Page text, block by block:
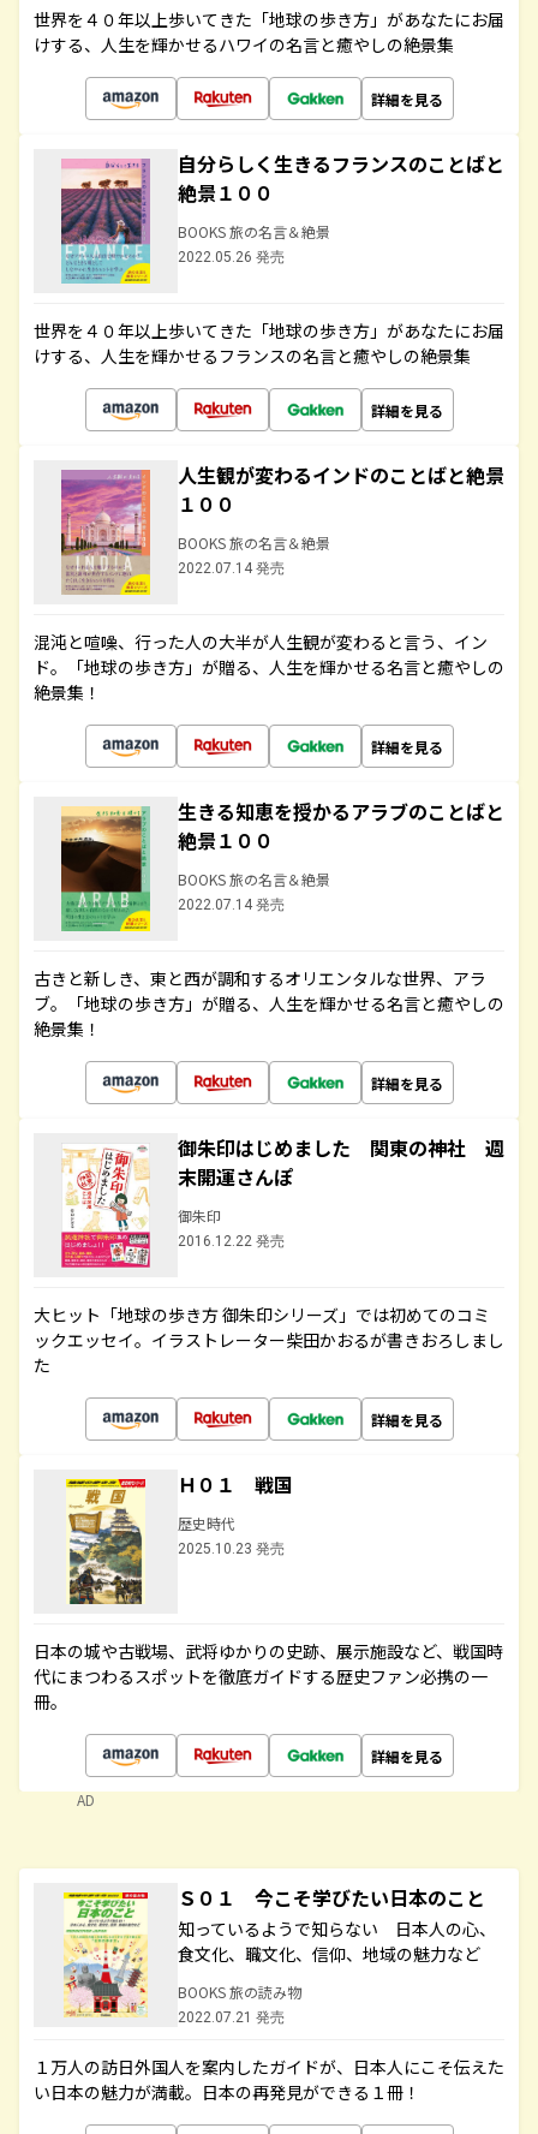
世界を４０年以上歩いてきた「地球の歩き方」があなたにお届
けする、人生を輝かせるハワイの名言と癒やしの絶景集
詳細を見る
自分らしく生きるフランスのことばと
絶景１００
BOOKS 旅の名言＆絶景
2022.05.26 発売
世界を４０年以上歩いてきた「地球の歩き方」があなたにお届
けする、人生を輝かせるフランスの名言と癒やしの絶景集
詳細を見る
人生観が変わるインドのことばと絶景
１００
BOOKS 旅の名言＆絶景
2022.07.14 発売
混沌と喧噪、行った人の大半が人生観が変わると言う、イン
ド。「地球の歩き方」が贈る、人生を輝かせる名言と癒やしの
絶景集！
詳細を見る
生きる知恵を授かるアラブのことばと
絶景１００
BOOKS 旅の名言＆絶景
2022.07.14 発売
古きと新しき、東と西が調和するオリエンタルな世界、アラ
ブ。「地球の歩き方」が贈る、人生を輝かせる名言と癒やしの
絶景集！
詳細を見る
御朱印はじめました 関東の神社 週
末開運さんぽ
御朱印
2016.12.22 発売
大ヒット「地球の歩き方 御朱印シリーズ」では初めてのコミ
ックエッセイ。イラストレーター柴田かおるが書きおろしまし
た
詳細を見る
Ｈ０１ 戦国
歴史時代
2025.10.23 発売
日本の城や古戦場、武将ゆかりの史跡、展示施設など、戦国時
代にまつわるスポットを徹底ガイドする歴史ファン必携の一
冊。
詳細を見る
AD
Ｓ０１ 今こそ学びたい日本のこと
知っているようで知らない 日本人の心、
食文化、職文化、信仰、地域の魅力など
BOOKS 旅の読み物
2022.07.21 発売
１万人の訪日外国人を案内したガイドが、日本人にこそ伝えた
い日本の魅力が満載。日本の再発見ができる１冊！